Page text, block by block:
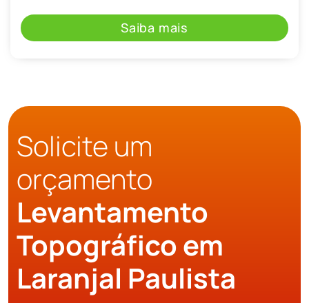
Saiba mais
Solicite um
orçamento
Levantamento
Topográfico em
Laranjal Paulista